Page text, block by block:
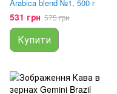
Arabica blend №1, 500 г
531 грн 575 грн
Купити